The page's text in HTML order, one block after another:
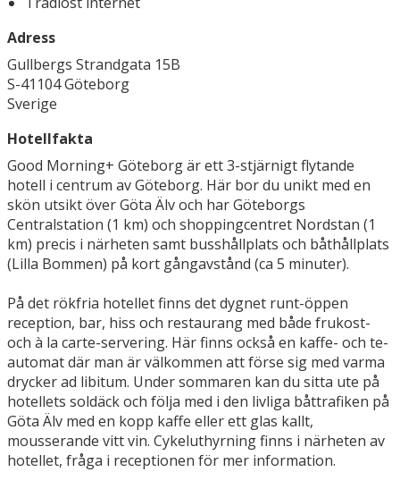
Adress
Gullbergs Strandgata 15B
S-41104 Göteborg
Sverige
Hotellfakta
Good Morning+ Göteborg är ett 3-stjärnigt flytande
hotell i centrum av Göteborg. Här bor du unikt med en
skön utsikt över Göta Älv och har Göteborgs
Centralstation (1 km) och shoppingcentret Nordstan (1
km) precis i närheten samt busshållplats och båthållplats
(Lilla Bommen) på kort gångavstånd (ca 5 minuter).
På det rökfria hotellet finns det dygnet runt-öppen
reception, bar, hiss och restaurang med både frukost-
och à la carte-servering. Här finns också en kaffe- och te-
automat där man är välkommen att förse sig med varma
drycker ad libitum. Under sommaren kan du sitta ute på
hotellets soldäck och följa med i den livliga båttrafiken på
Göta Älv med en kopp kaffe eller ett glas kallt,
mousserande vitt vin. Cykeluthyrning finns i närheten av
hotellet, fråga i receptionen för mer information.